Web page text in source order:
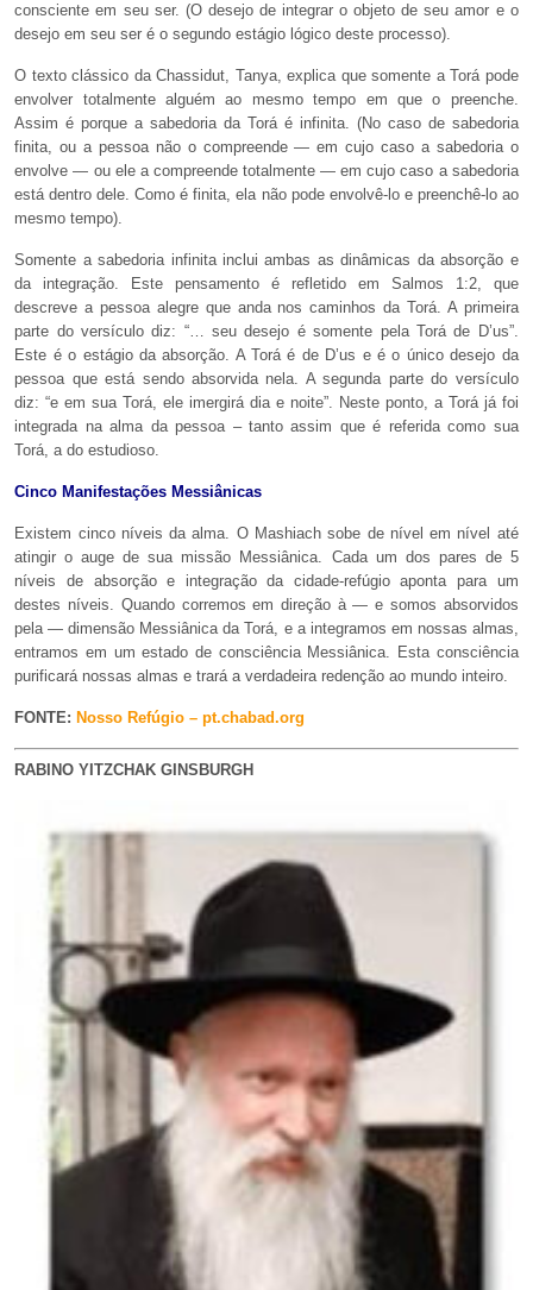
consciente em seu ser. (O desejo de integrar o objeto de seu amor e o
desejo em seu ser é o segundo estágio lógico deste processo).
O texto clássico da Chassidut, Tanya, explica que somente a Torá pode
envolver totalmente alguém ao mesmo tempo em que o preenche.
Assim é porque a sabedoria da Torá é infinita. (No caso de sabedoria
finita, ou a pessoa não o compreende — em cujo caso a sabedoria o
envolve — ou ele a compreende totalmente — em cujo caso a sabedoria
está dentro dele. Como é finita, ela não pode envolvê-lo e preenchê-lo ao
mesmo tempo).
Somente a sabedoria infinita inclui ambas as dinâmicas da absorção e
da integração. Este pensamento é refletido em Salmos 1:2, que
descreve a pessoa alegre que anda nos caminhos da Torá. A primeira
parte do versículo diz: “… seu desejo é somente pela Torá de D’us”.
Este é o estágio da absorção. A Torá é de D’us e é o único desejo da
pessoa que está sendo absorvida nela. A segunda parte do versículo
diz: “e em sua Torá, ele imergirá dia e noite”. Neste ponto, a Torá já foi
integrada na alma da pessoa – tanto assim que é referida como sua
Torá, a do estudioso.
Cinco Manifestações Messiânicas
Existem cinco níveis da alma. O Mashiach sobe de nível em nível até
atingir o auge de sua missão Messiânica. Cada um dos pares de 5
níveis de absorção e integração da cidade-refúgio aponta para um
destes níveis. Quando corremos em direção à — e somos absorvidos
pela — dimensão Messiânica da Torá, e a integramos em nossas almas,
entramos em um estado de consciência Messiânica. Esta consciência
purificará nossas almas e trará a verdadeira redenção ao mundo inteiro.
FONTE: Nosso Refúgio – pt.chabad.org
RABINO YITZCHAK GINSBURGH